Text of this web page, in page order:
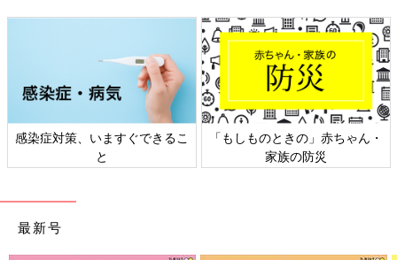
感染症対策、いますぐできるこ
と
「もしものときの」赤ちゃん・
家族の防災
最新号